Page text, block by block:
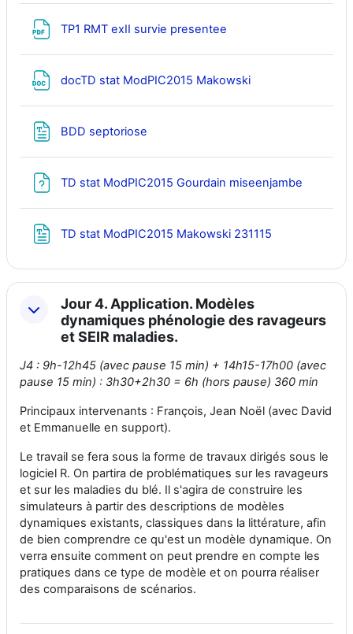
TP1 RMT exII survie presentee
docTD stat ModPIC2015 Makowski
BDD septoriose
TD stat ModPIC2015 Gourdain miseenjambe
TD stat ModPIC2015 Makowski 231115
Jour 4. Application. Modèles
dynamiques phénologie des ravageurs
et SEIR maladies.
J4 : 9h-12h45 (avec pause 15 min) + 14h15-17h00 (avec
pause 15 min) : 3h30+2h30 = 6h (hors pause) 360 min
Principaux intervenants : François, Jean Noël (avec David
et Emmanuelle en support).
Le travail se fera sous la forme de travaux dirigés sous le
logiciel R. On partira de problématiques sur les ravageurs
et sur les maladies du blé. Il s'agira de construire les
simulateurs à partir des descriptions de modèles
dynamiques existants, classiques dans la littérature, afin
de bien comprendre ce qu'est un modèle dynamique. On
verra ensuite comment on peut prendre en compte les
pratiques dans ce type de modèle et on pourra réaliser
des comparaisons de scénarios.